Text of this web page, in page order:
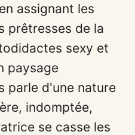
assignant les
prêtresses de la
sexy et
paysage
parle d'une nature
indomptée,
se casse les